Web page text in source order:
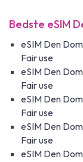
Bedste eSIM
eSIM Den
Fair use
eSIM Den
Fair use
eSIM Den
Fair use
eSIM Den
Fair use
eSIM Den